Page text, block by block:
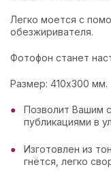
Легко моется с
обезжиривателя.
Фотофон станет
Размер: 410х300 мм.
Позволит Вашим
публикациями в
Изготовлен из
гнётся, легко